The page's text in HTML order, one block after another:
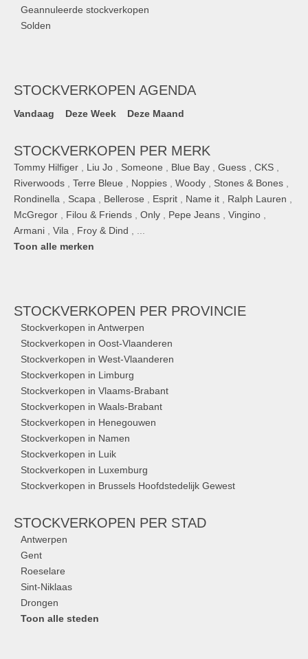
Geannuleerde stockverkopen
Solden
STOCKVERKOPEN AGENDA
Vandaag Deze Week Deze Maand
STOCKVERKOPEN PER MERK
Tommy Hilfiger Liu Jo Someone Blue Bay Guess CKS
Riverwoods
Terre Bleue Noppies Woody Stones & Bones
Rondinella
Scapa Bellerose Esprit Name it Ralph Lauren
McGregor
Filou & Friends Only Pepe Jeans Vingino
Armani
Vila Froy & Dind
Toon alle merken
STOCKVERKOPEN PER PROVINCIE
Stockverkopen in Antwerpen
Stockverkopen in Oost-Vlaanderen
Stockverkopen in West-Vlaanderen
Stockverkopen in Limburg
Stockverkopen in Vlaams-Brabant
Stockverkopen in Waals-Brabant
Stockverkopen in Henegouwen
Stockverkopen in Namen
Stockverkopen in Luik
Stockverkopen in Luxemburg
Stockverkopen in Brussels Hoofdstedelijk Gewest
STOCKVERKOPEN PER STAD
Antwerpen
Gent
Roeselare
Sint-Niklaas
Drongen
Toon alle steden